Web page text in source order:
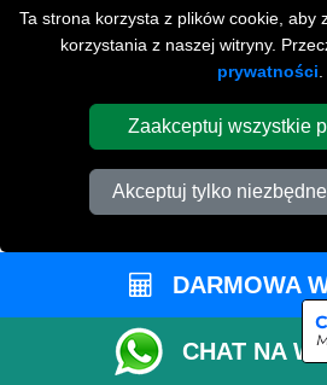
Ta strona korzysta z plików cookie, aby
korzystania z naszej witryny.
prywatności
Zaakceptuj wszystkie
Akceptuj tylko
Potrzebujesz pomocy w
ZOBACZDARMOWA
CHAT NA